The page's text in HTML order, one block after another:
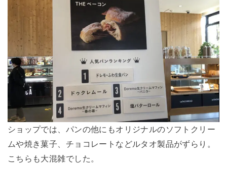
ショップでは、パンの他にもオリジナルのソフトクリー
ムや焼き菓子、チョコレートなどルタオ製品がずらり。
こちらも大混雑でした。